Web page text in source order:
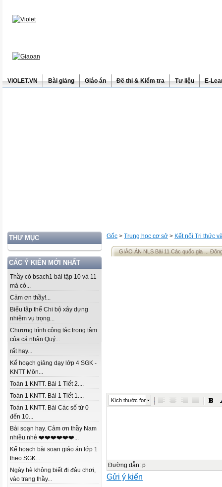
ViOLET.VN Bài giảng Giáo án Đề thi & Kiểm tra Tư liệu E-
THƯ MỤC
CÁC Ý KIẾN MỚI NHẤT
Thầy có bsach1 bài tập 10 và 11
mà có...
Cảm ơn thầy!...
Biểu tập thể Chi bộ xây dựng
nhiệm vụ trọng...
Chương trình công tác trọng tâm
của cá nhân Quý...
rất hay...
Kế hoạch giảng dạy lớp 4 SGK -
KNTT Môn...
Toán 1 KNTT. Bài 1 Tiết 2....
Toán 1 KNTT. Bài 1 Tiết 1....
Toán 1 KNTT. Bài Các số từ 0
đến 10...
Bài soạn hay. Cảm ơn thầy Nam
nhiều nhé ❤️❤️❤️❤️❤️❤️...
Kế hoạch bài soạn giáo án lớp 1
theo SGK...
Ngày hè không biết đi đâu chơi,
vào trang thầy...
Gốc > Trung học cơ sở > Kết nối Tri thức
GIÁO ÁN NLS Bài 11 Các quốc gia ...
Kích thước font
Đường dẫn: p
Gửi ý kiến